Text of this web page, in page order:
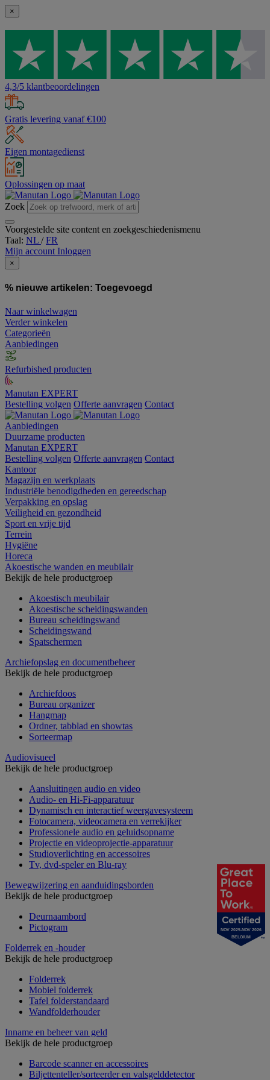
×
4,3/5 klantbeoordelingen
Gratis levering vanaf €100
Eigen montagedienst
Oplossingen op maat
Zoek
Voorgestelde site content en zoekgeschiedenismenu
Taal: NL /FR
Mijn account Inloggen
×
% nieuwe artikelen: Toegevoegd
Naar winkelwagen
Verder winkelen
Categorieën
Aanbiedingen
Refurbished producten
Manutan EXPERT
Bestelling volgen Offerte aanvragen Contact
Aanbiedingen
Duurzame producten
Manutan EXPERT
Bestelling volgen Offerte aanvragen Contact
Kantoor
Magazijn en werkplaats
Industriële benodigdheden en gereedschap
Verpakking en opslag
Veiligheid en gezondheid
Sport en vrije tijd
Terrein
Hygiëne
Horeca
Akoestische wanden en meubilair
Bekijk de hele productgroep
Akoestisch meubilair
Akoestische scheidingswanden
Bureau scheidingswand
Scheidingswand
Spatschermen
Archiefopslag en documentbeheer
Bekijk de hele productgroep
Archiefdoos
Bureau organizer
Hangmap
Ordner, tabblad en showtas
Sorteermap
Audiovisueel
Bekijk de hele productgroep
Aansluitingen audio en video
Audio- en Hi-Fi-apparatuur
Dynamisch en interactief weergavesysteem
Fotocamera, videocamera en verrekijker
Professionele audio en geluidsopname
Projectie en videoprojectie-apparatuur
Studioverlichting en accessoires
Tv, dvd-speler en Blu-ray
Bewegwijzering en aanduidingsborden
Bekijk de hele productgroep
Deurnaambord
Pictogram
Folderrek en -houder
Bekijk de hele productgroep
Folderrek
Mobiel folderrek
Tafel folderstandaard
Wandfolderhouder
Inname en beheer van geld
Bekijk de hele productgroep
Barcode scanner en accessoires
Biljettenteller/sorteerder en valsgelddetector
NOV 2025-NOV 2026
BELGIUM